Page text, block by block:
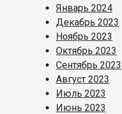
Январь 2024
Декабрь 2023
Ноябрь 2023
Октябрь 2023
Сентябрь 2023
Август 2023
Июль 2023
Июнь 2023